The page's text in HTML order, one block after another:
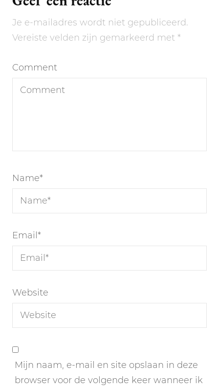
Je e-mailadres wordt niet gepubliceerd.
Vereiste velden zijn gemarkeerd met *
Comment
Name*
Email*
Website
Mijn naam, e-mail en site opslaan in deze
browser voor de volgende keer wanneer ik